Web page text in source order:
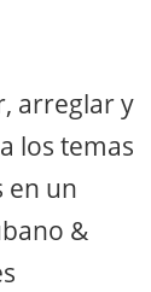
arreglar y
los temas
en un
&